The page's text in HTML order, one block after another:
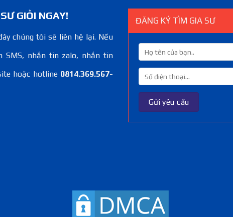
GIỎI NGAY!
chúng tôi sẽ liên hệ lại. Nếu
SMS, nhắn tin zalo, nhắn tin
hoặc hotline 0814.369.567-
ĐĂNG KÝ TÌM GIA SƯ